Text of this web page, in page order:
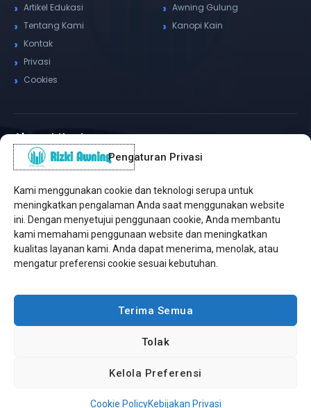
Pengaturan Privasi
Kami menggunakan cookie dan teknologi serupa untuk
meningkatkan pengalaman Anda saat menggunakan website
ini. Dengan menyetujui penggunaan cookie, Anda membantu
kami memahami penggunaan website dan meningkatkan
kualitas layanan kami. Anda dapat menerima, menolak, atau
mengatur preferensi cookie sesuai kebutuhan.
Terima Semua
Tolak
Kelola Preferensi
Cookie PolicyKebijakan Privasi
Artikel Edukasi
Tentang Kami
Kontak
Privasi
Cookies
Awning Gulung
Kanopi Kain
Alamat Kantor
✆ WhatsApp / Telepon
Pusat Sukabumi
Sukamanis, Kadudampit, Sukabumi
Cabang Jakarta
Kembangan, Jakarta Barat
Sektor A3, Tangerang Selatan
Developed byJasa Web Sukabumi